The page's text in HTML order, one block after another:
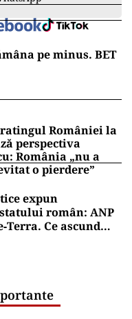
pe minus. BET
ratingul României la
perspectiva
România „nu a
o pierdere”
expun
român: ANP
Ce ascund